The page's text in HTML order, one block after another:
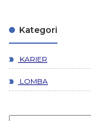
Kategori
KARIER
LOMBA